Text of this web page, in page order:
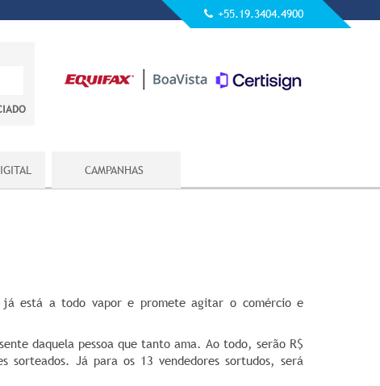
+55.19.3404.4900
CAMPANHAS
já está a todo vapor e promete agitar o comércio e
daquela pessoa que tanto ama. Ao todo, serão R$
Já para os 13 vendedores sortudos, será